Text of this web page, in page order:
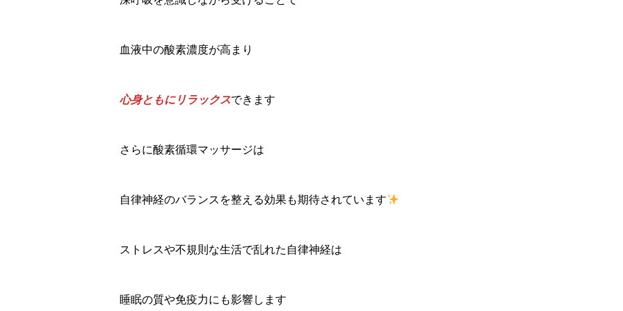
血液中の酸素濃度が高まり
心身ともにリラックスできます
さらに酸素循環マッサージは
自律神経のバランスを整える効果も期待されています
ストレスや不規則な生活で乱れた自律神経は
睡眠の質や免疫力にも影響します